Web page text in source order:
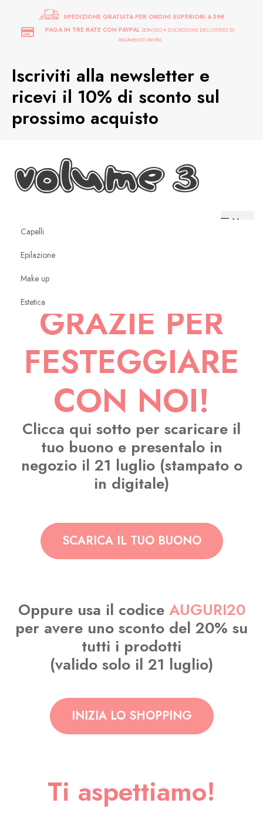
SPEDIZIONE GRATUITA PER ORDINI SUPERIORI A 59€
PAGA IN TRE RATE CON PAYPAL SERVIZIO A DISCREZIONE DELL'ISTITUTO DI
PAGAMENTO PAYPAL
Iscriviti alla newsletter e
ricevi il 10% di sconto sul
prossimo acquisto
Menu
Capelli
Epilazione
Make up
EsteticaGRAZIE PER
FESTEGGIARE
CON NOI!
Clicca qui sotto per scaricare il
tuo buono e presentalo in
negozio il 21 luglio (stampato o
in digitale)
SCARICA IL TUO BUONO
Oppure usa il codice AUGURI20
per avere uno sconto del 20% su
tutti i prodotti
(valido solo il 21 luglio)
INIZIA LO SHOPPING
Ti aspettiamo!